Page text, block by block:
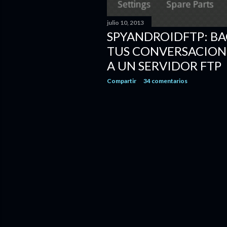
julio 10, 2013
SPYANDROIDFTP:
TUS
A UN SERVIDOR FTP
Compartir 34 comentarios